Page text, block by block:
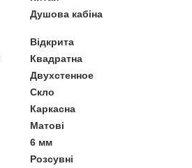
Душова кабіна
Відкрита
Квадратна
Двухстенное
Скло
Каркасна
Матові
6 мм
Розсувні